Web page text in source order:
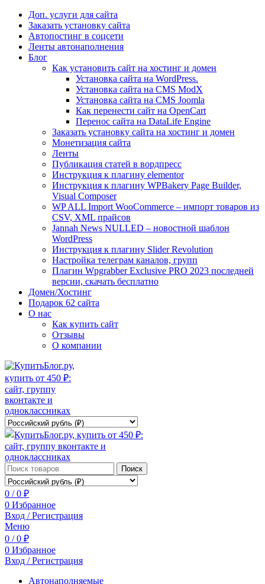
Доп. услуги для сайта
Заказать установку сайта
Автопостинг в соцсети
Ленты автонаполнения
Блог
Как установить сайт на хостинг и домен
Установка сайта на WordPress.
Установка сайта на CMS ModX
Установка сайта на CMS Joomla
Как перенести сайт на OpenCart
Перенос сайта на DataLife Engine
Заказать установку сайта на хостинг и домен
Монетизация сайта
Ленты
Публикация статей в вордпресс
Инструкция к плагину elementor
Инструкция к плагину WPBakery Page Builder,
Visual Composer
WP ALL Import WooCommerce – импорт товаров из
CSV, XML прайсов
Jannah News NULLED – новостной шаблон
WordPress
Инструкция к плагину Slider Revolution
Настройка телеграм каналов, групп
Плагин Wpgrabber Exclusive PRO 2023 последней
версии, скачать бесплатно
Домен/Хостинг
Подарок 62 сайта
О нас
Как купить сайт
Отзывы
О компании
Поиск
0 / 0 ₽
0 Избранное
Вход / Регистрация
Меню
0 / 0 ₽
0 Избранное
Вход / Регистрация
Автонаполняемые